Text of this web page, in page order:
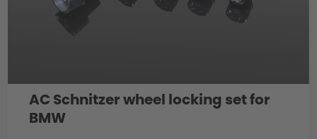
AC Schnitzer wheel locking set for
BMW